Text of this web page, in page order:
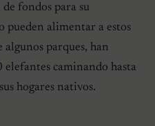
fondos para su
pueden alimentar a estos
parques, han
caminando hasta
hogares nativos.